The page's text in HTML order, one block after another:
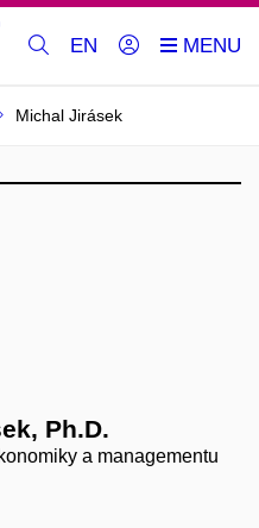
EN
Michal Jirásek
Ph.D.
a managementu